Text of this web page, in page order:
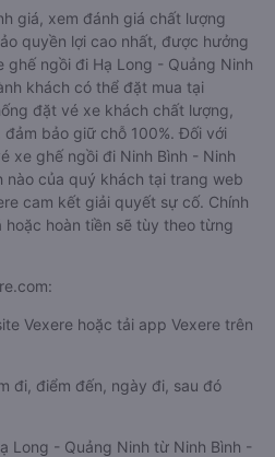
giá, xem đánh giá chất lượng
quyền lợi cao nhất, được hưởng
ghế ngồi đi Hạ Long - Quảng Ninh
khách có thể đặt mua tại
đặt vé xe khách chất lượng,
bảo giữ chỗ 100%. Đối với
xe ghế ngồi đi Ninh Bình - Ninh
nào của quý khách tại trang web
cam kết giải quyết sự cố. Chính
hoàn tiền sẽ tùy theo từng
Vexere hoặc tải app Vexere trên
đi, điểm đến, ngày đi, sau đó
Long - Quảng Ninh từ Ninh Bình -